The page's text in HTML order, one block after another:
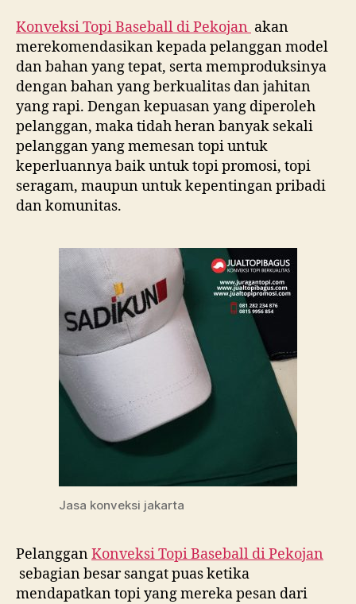
Konveksi Topi Baseball diPekojan akan
merekomendasikan kepada pelanggan model
dan bahan yang tepat, serta memproduksinya
dengan bahan yang berkualitas dan jahitan
yang rapi. Dengan kepuasan yang diperoleh
pelanggan, maka tidah heran banyak sekali
pelanggan yang memesan topi untuk
keperluannya baik untuk topi promosi, topi
seragam, maupun untuk kepentingan pribadi
dan komunitas.
Jasa konveksi jakarta
PelangganKonveksi Topi Baseball diPekojan
sebagian besar sangat puas ketika
mendapatkan topi yang mereka pesan dari